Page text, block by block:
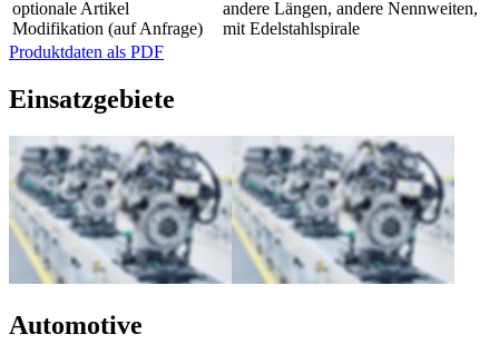
optionale Artikel
Modifikation (auf Anfrage)
andere Längen, andere Nennweiten,
mit Edelstahlspirale
Produktdaten als PDF
Einsatzgebiete
Automotive